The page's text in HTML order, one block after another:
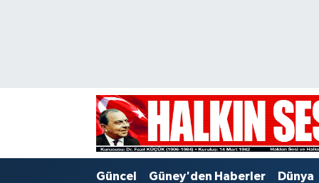
Güncel Güney'den Haberler Dünya
Trafik Durumu
Puan Durumu ve Fikstür